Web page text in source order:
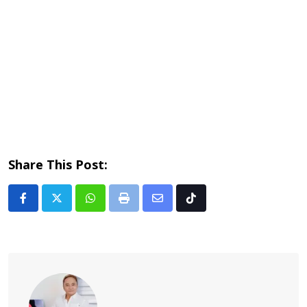
Share This Post:
Whatsapp
Print
Share Tiktok